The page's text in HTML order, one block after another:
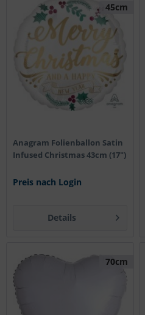
45cm
Anagram Folienballon Satin
Infused Christmas 43cm (17")
Preis nach Login
Details
70cm